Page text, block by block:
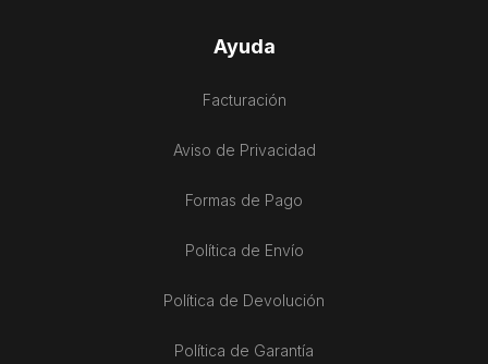
Ayuda
Facturación
Aviso de Privacidad
Formas de Pago
Política de Envío
Política de Devolución
Política de Garantía